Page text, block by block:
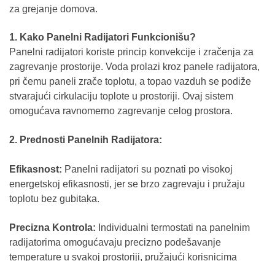
za grejanje domova.
1. Kako Panelni Radijatori Funkcionišu?
Panelni radijatori koriste princip konvekcije i zračenja za
zagrevanje prostorije. Voda prolazi kroz panele radijatora,
pri čemu paneli zrače toplotu, a topao vazduh se podiže
stvarajući cirkulaciju toplote u prostoriji. Ovaj sistem
omogućava ravnomerno zagrevanje celog prostora.
2. Prednosti Panelnih Radijatora:
Efikasnost: Panelni radijatori su poznati po visokoj
energetskoj efikasnosti, jer se brzo zagrevaju i pružaju
toplotu bez gubitaka.
Precizna Kontrola: Individualni termostati na panelnim
radijatorima omogućavaju precizno podešavanje
temperature u svakoj prostoriji, pružajući korisnicima